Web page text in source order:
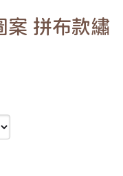
案 拼布款繡